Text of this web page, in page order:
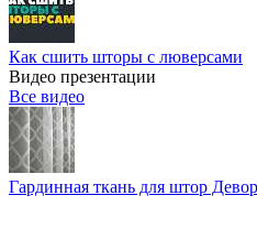
Как сшить шторы с люверсами
Видео презентации
Все видео
Гардинная ткань для штор